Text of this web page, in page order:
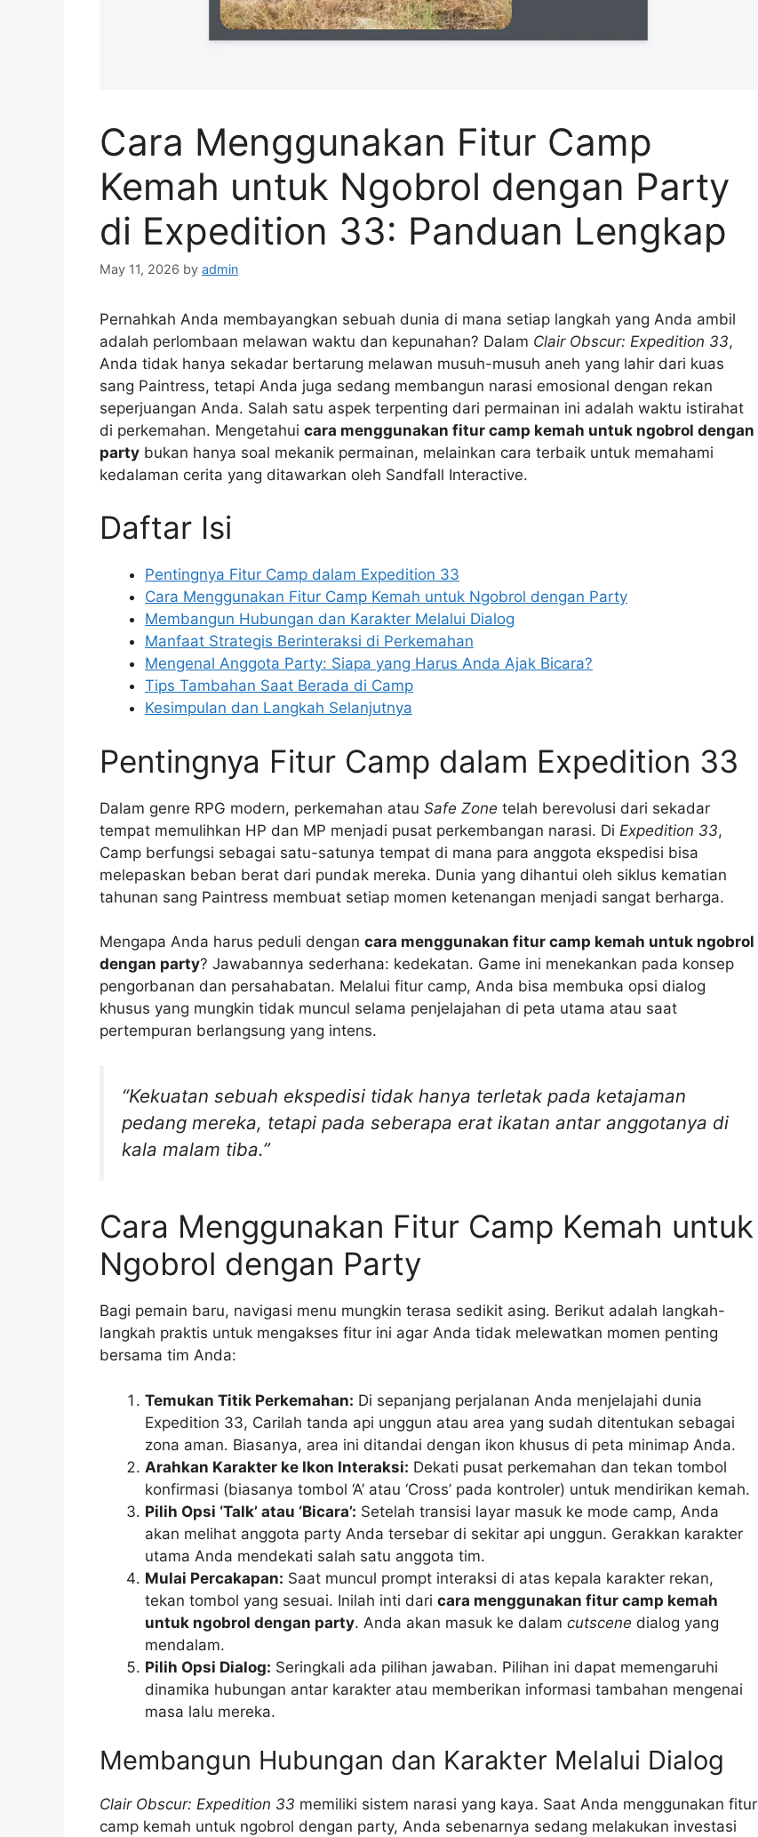
Cara Menggunakan Fitur Camp
Kemah untuk Ngobrol dengan Party
di Expedition 33: Panduan Lengkap
May 11, 2026 by admin
Pernahkah Anda membayangkan sebuah dunia di mana setiap langkah yang Anda ambil
adalah perlombaan melawan waktu dan kepunahan? Dalam Clair Obscur: Expedition 33,
Anda tidak hanya sekadar bertarung melawan musuh-musuh aneh yang lahir dari kuas
sang Paintress, tetapi Anda juga sedang membangun narasi emosional dengan rekan
seperjuangan Anda. Salah satu aspek terpenting dari permainan ini adalah waktu istirahat
di perkemahan. Mengetahui cara menggunakan fitur camp kemah untuk ngobrol dengan
party bukan hanya soal mekanik permainan, melainkan cara terbaik untuk memahami
kedalaman cerita yang ditawarkan oleh Sandfall Interactive.
Daftar Isi
Pentingnya Fitur Camp dalam Expedition 33
Cara Menggunakan Fitur Camp Kemah untuk Ngobrol dengan Party
Membangun Hubungan dan Karakter Melalui Dialog
Manfaat Strategis Berinteraksi di Perkemahan
Mengenal Anggota Party: Siapa yang Harus Anda Ajak Bicara?
Tips Tambahan Saat Berada di Camp
Kesimpulan dan Langkah Selanjutnya
Pentingnya Fitur Camp dalam Expedition 33
Dalam genre RPG modern, perkemahan atau Safe Zone telah berevolusi dari sekadar
tempat memulihkan HP dan MP menjadi pusat perkembangan narasi. Di Expedition 33,
Camp berfungsi sebagai satu-satunya tempat di mana para anggota ekspedisi bisa
melepaskan beban berat dari pundak mereka. Dunia yang dihantui oleh siklus kematian
tahunan sang Paintress membuat setiap momen ketenangan menjadi sangat berharga.
Mengapa Anda harus peduli dengan cara menggunakan fitur camp kemah untuk ngobrol
dengan party? Jawabannya sederhana: kedekatan. Game ini menekankan pada konsep
pengorbanan dan persahabatan. Melalui fitur camp, Anda bisa membuka opsi dialog
khusus yang mungkin tidak muncul selama penjelajahan di peta utama atau saat
pertempuran berlangsung yang intens.
“Kekuatan sebuah ekspedisi tidak hanya terletak pada ketajaman
pedang mereka, tetapi pada seberapa erat ikatan antar anggotanya di
kala malam tiba.”
Cara Menggunakan Fitur Camp Kemah untuk
Ngobrol dengan Party
Bagi pemain baru, navigasi menu mungkin terasa sedikit asing. Berikut adalah langkah-
langkah praktis untuk mengakses fitur ini agar Anda tidak melewatkan momen penting
bersama tim Anda:
Temukan Titik Perkemahan: Di sepanjang perjalanan Anda menjelajahi dunia
Expedition 33, Carilah tanda api unggun atau area yang sudah ditentukan sebagai
zona aman. Biasanya, area ini ditandai dengan ikon khusus di peta minimap Anda.
Arahkan Karakter ke Ikon Interaksi: Dekati pusat perkemahan dan tekan tombol
konfirmasi (biasanya tombol ‘A’ atau ‘Cross’ pada kontroler) untuk mendirikan kemah.
Pilih Opsi ‘Talk’ atau ‘Bicara’: Setelah transisi layar masuk ke mode camp, Anda
akan melihat anggota party Anda tersebar di sekitar api unggun. Gerakkan karakter
utama Anda mendekati salah satu anggota tim.
Mulai Percakapan: Saat muncul prompt interaksi di atas kepala karakter rekan,
tekan tombol yang sesuai. Inilah inti dari cara menggunakan fitur camp kemah
untuk ngobrol dengan party. Anda akan masuk ke dalam cutscene dialog yang
mendalam.
Pilih Opsi Dialog: Seringkali ada pilihan jawaban. Pilihan ini dapat memengaruhi
dinamika hubungan antar karakter atau memberikan informasi tambahan mengenai
masa lalu mereka.
Membangun Hubungan dan Karakter Melalui Dialog
Clair Obscur: Expedition 33 memiliki sistem narasi yang kaya. Saat Anda menggunakan fitur
camp kemah untuk ngobrol dengan party, Anda sebenarnya sedang melakukan investasi